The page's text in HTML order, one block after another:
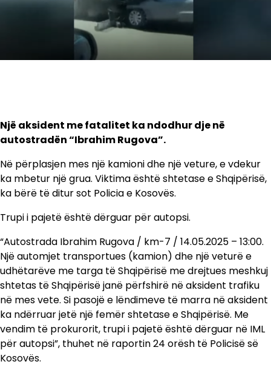
Një aksident me fatalitet ka ndodhur dje në
autostradën “Ibrahim Rugova”.
Në përplasjen mes një kamioni dhe një veture, e vdekur
ka mbetur një grua. Viktima është shtetase e Shqipërisë,
ka bërë të ditur sot Policia e Kosovës.
Trupi i pajetë është dërguar për autopsi.
“Autostrada Ibrahim Rugova / km-7 / 14.05.2025 – 13:00.
Një automjet transportues (kamion) dhe një veturë e
udhëtarëve me targa të Shqipërisë me drejtues meshkuj
shtetas të Shqipërisë janë përfshirë në aksident trafiku
në mes vete. Si pasojë e lëndimeve të marra në aksident
ka ndërruar jetë një femër shtetase e Shqipërisë. Me
vendim të prokurorit, trupi i pajetë është dërguar në IML
për autopsi”, thuhet në raportin 24 orësh të Policisë së
Kosovës.